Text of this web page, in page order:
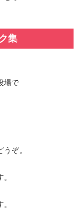
集
場で
ぞ。